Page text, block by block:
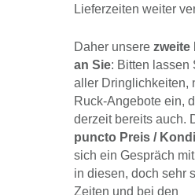
Lieferzeiten weiter
Daher unsere zweite
an Sie: Bitten lassen
aller Dringlichkeiten,
Ruck-Angebote ein,
derzeit bereits auch.
puncto Preis /
sich ein Gespräch
in diesen, doch sehr
Zeiten und bei den